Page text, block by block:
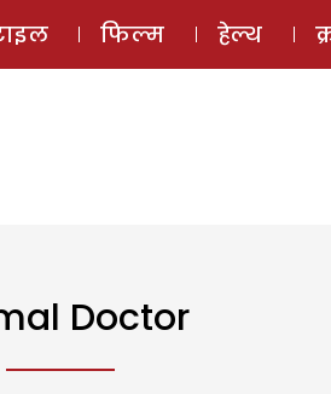
ई-मैगज़ीन
फिल्म हेल्थ
Doctor